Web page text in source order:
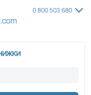
0 800 503 680